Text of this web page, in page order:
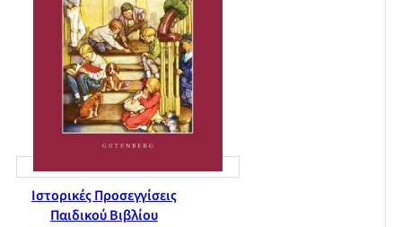
Ιστορικές Προσεγγίσεις
Παιδικού Βιβλίου